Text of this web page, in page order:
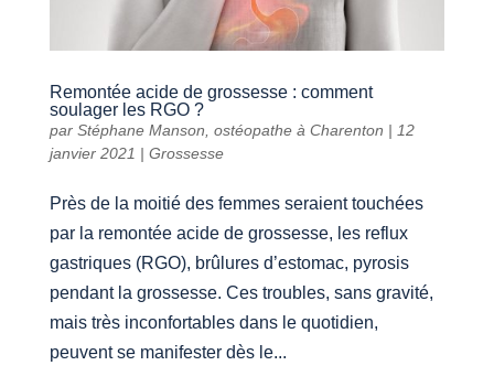
Remontée acide de grossesse : comment
soulager les RGO ?
par Stéphane Manson, ostéopathe à Charenton | 12
janvier 2021 | Grossesse
Près de la moitié des femmes seraient touchées
par la remontée acide de grossesse, les reflux
gastriques (RGO), brûlures d’estomac, pyrosis
pendant la grossesse. Ces troubles, sans gravité,
mais très inconfortables dans le quotidien,
peuvent se manifester dès le...